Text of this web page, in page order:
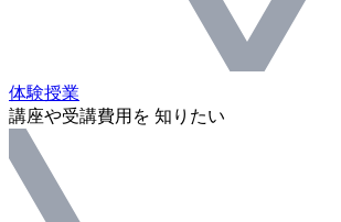
体験授業
講座や受講費用を 知りたい